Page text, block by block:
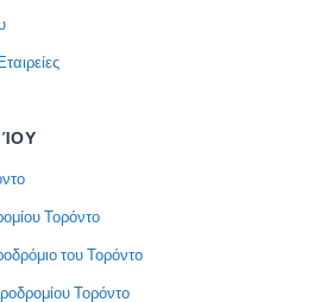
Τορόντο
του Τορόντο
Τορόντο